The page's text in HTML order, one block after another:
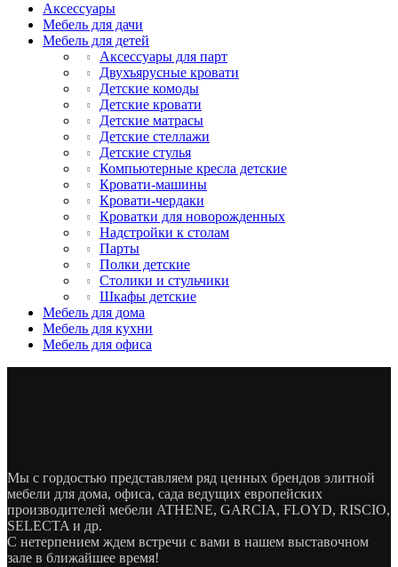
Аксессуары
Мебель для дачи
Мебель для детей
Аксессуары для парт
Двухъярусные кровати
Детские комоды
Детские кровати
Детские матрасы
Детские стеллажи
Детские стулья
Компьютерные кресла детские
Кровати-машины
Кровати-чердаки
Кроватки для новорожденных
Надстройки к столам
Парты
Полки детские
Столики и стульчики
Шкафы детские
Мебель для дома
Мебель для кухни
Мебель для офиса
Мы с гордостью представляем ряд ценных брендов элитной
мебели для дома, офиса, сада ведущих европейских
производителей мебели ATHENE, GARCIA, FLOYD, RISCIO,
SELECTA и др.
С нетерпением ждем встречи с вами в нашем выставочном
зале в ближайшее время!